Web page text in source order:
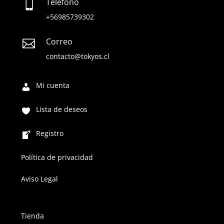

+56985739302
 Correo
contacto@tokyos.cl
Mi cuenta
Lista de deseos
Registro
Política de privacidad
Aviso Legal
Tienda